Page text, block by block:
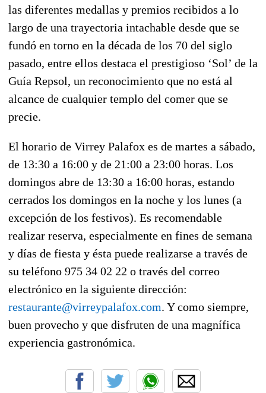
las diferentes medallas y premios recibidos a lo
largo de una trayectoria intachable desde que se
fundó en torno en la década de los 70 del siglo
pasado, entre ellos destaca el prestigioso ‘Sol’ de la
Guía Repsol, un reconocimiento que no está al
alcance de cualquier templo del comer que se
precie.
El horario de Virrey Palafox es de martes a sábado,
de 13:30 a 16:00 y de 21:00 a 23:00 horas. Los
domingos abre de 13:30 a 16:00 horas, estando
cerrados los domingos en la noche y los lunes (a
excepción de los festivos). Es recomendable
realizar reserva, especialmente en fines de semana
y días de fiesta y ésta puede realizarse a través de
su teléfono 975 34 02 22 o través del correo
electrónico en la siguiente dirección:
restaurante@virreypalafox.com. Y como siempre,
buen provecho y que disfruten de una magnífica
experiencia gastronómica.